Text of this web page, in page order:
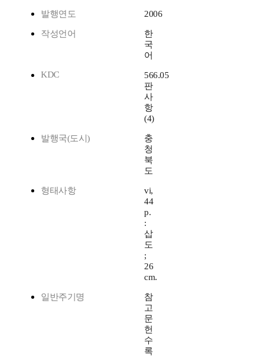
발행연도 2006
작성언어
한
국
어
KDC
566.05
판
사
항
(4)
발행국(도시)
충
청
북
도
형태사항
vi,
44
p.
:
삽
도
;
26
cm.
일반주기명
참
고
문
헌
수
록